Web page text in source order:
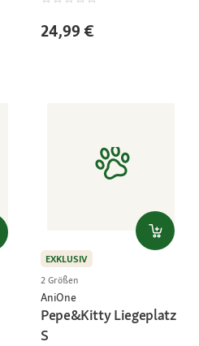
24,99 €
EXKLUSIV
2 Größen
AniOne
Pepe&Kitty Liegeplatz
S